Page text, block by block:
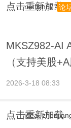
点击重新加载
netfish67 论
MKSZ982-AI
（支持美股+A
2026-3-18 08:33
点击重新加载